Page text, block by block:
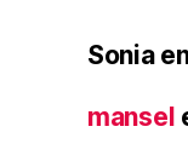
Sonia
mansel